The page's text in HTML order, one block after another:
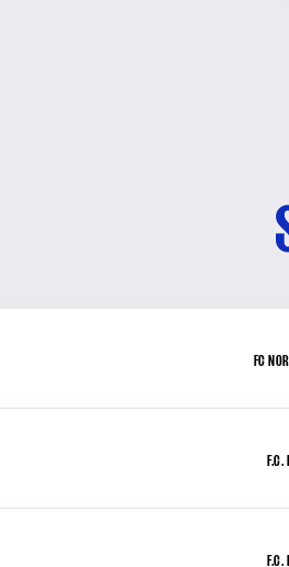
FC
F.C.
F.C.